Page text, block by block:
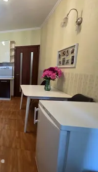
зі столом, м'які диван та